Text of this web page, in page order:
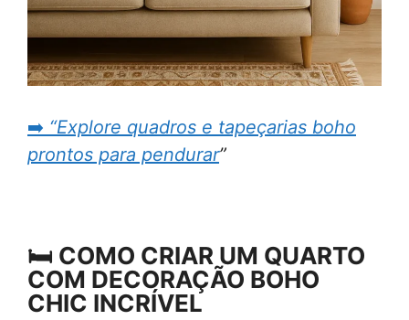
➡️ “Explore quadros e tapeçarias boho
prontos para pendurar”
🛏️ COMO CRIAR UM QUARTO
COM DECORAÇÃO BOHO
CHIC INCRÍVEL